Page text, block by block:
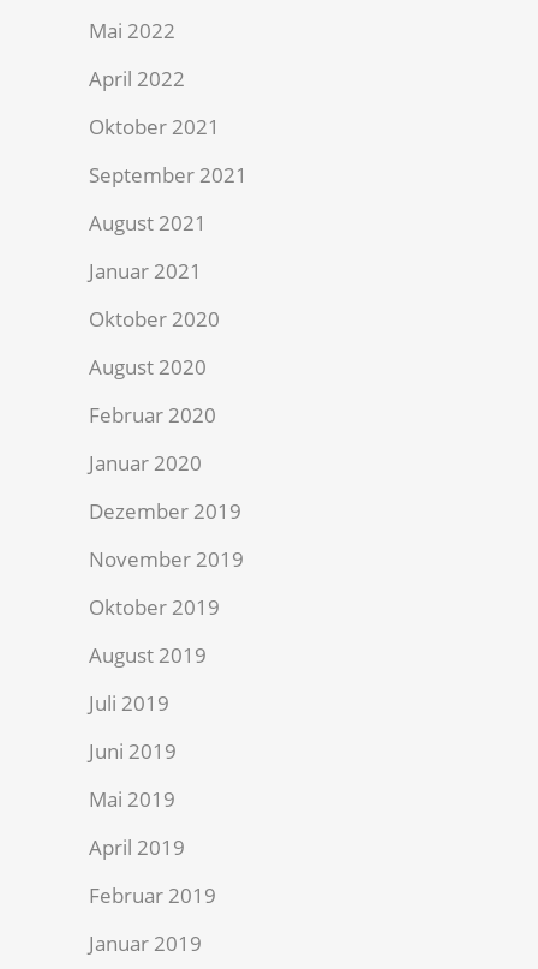
Mai 2022
April 2022
Oktober 2021
September 2021
August 2021
Januar 2021
Oktober 2020
August 2020
Februar 2020
Januar 2020
Dezember 2019
November 2019
Oktober 2019
August 2019
Juli 2019
Juni 2019
Mai 2019
April 2019
Februar 2019
Januar 2019